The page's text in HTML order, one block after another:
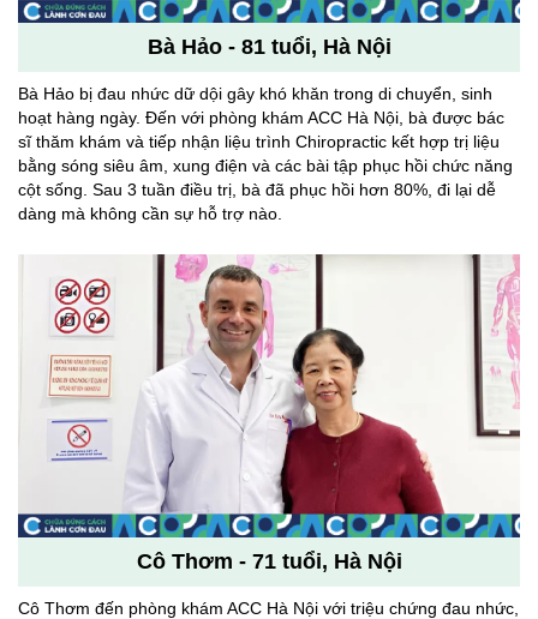
Bà Hảo - 81 tuổi, Hà Nội
Bà Hảo bị đau nhức dữ dội gây khó khăn trong di chuyển, sinh
hoạt hàng ngày. Đến với phòng khám ACC Hà Nội, bà được bác
sĩ thăm khám và tiếp nhận liệu trình Chiropractic kết hợp trị liệu
bằng sóng siêu âm, xung điện và các bài tập phục hồi chức năng
cột sống. Sau 3 tuần điều trị, bà đã phục hồi hơn 80%, đi lại dễ
dàng mà không cần sự hỗ trợ nào.
Cô Thơm - 71 tuổi, Hà Nội
Cô Thơm đến phòng khám ACC Hà Nội với triệu chứng đau nhức,